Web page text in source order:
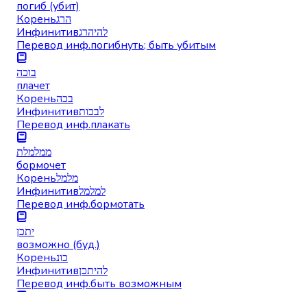
погиб (убит)
Кореньהרג
Инфинитивלהיהרג
Перевод инф.погибнуть; быть убитым
בוכה
плачет
Кореньבכה
Инфинитивלבכות
Перевод инф.плакать
ממלמלת
бормочет
Кореньמלמל
Инфинитивלמלמל
Перевод инф.бормотать
יתכן
возможно (буд.)
Кореньכונ
Инфинитивלהיתכן
Перевод инф.быть возможным